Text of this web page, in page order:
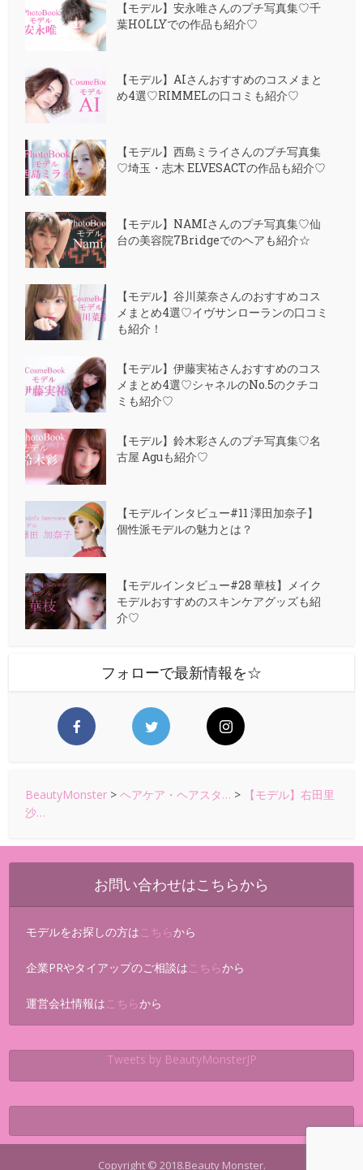
【モデル】安永唯さんのプチ写真集♡千
葉HOLLYでの作品も紹介♡
【モデル】AIさんおすすめのコスメまと
め4選♡RIMMELの口コミも紹介♡
【モデル】西島ミライさんのプチ写真集
♡埼玉・志木 ELVESACTの作品も紹介♡
【モデル】NAMIさんのプチ写真集♡仙
台の美容院7Bridgeでのヘアも紹介☆
【モデル】谷川菜奈さんのおすすめコス
メまとめ4選♡イヴサンローランの口コミ
も紹介！
【モデル】伊藤実祐さんおすすめのコス
メまとめ4選♡シャネルのNo.5のクチコ
ミも紹介♡
【モデル】鈴木彩さんのプチ写真集♡名
古屋 Aguも紹介♡
【モデルインタビュー#11 澤田加奈子】
個性派モデルの魅力とは？
【モデルインタビュー#28 華枝】メイク
モデルおすすめのスキンケアグッズも紹
介♡
フォローで最新情報を☆
BeautyMonster >ヘアケア・ヘアスタ… >
【モデル】右田里
沙…
お問い合わせはこちらから
モデルをお探しの方はこちらから
企業PRやタイアップのご相談はこちらから
運営会社情報はこちらから
Tweets by BeautyMonsterJP
Copyright © 2018.Beauty Monster.